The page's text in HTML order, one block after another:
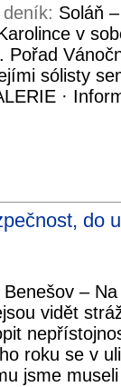
Soláň
v
Pořad
sólisty
·
do
Benešov –
vidět
roku se v
jsme